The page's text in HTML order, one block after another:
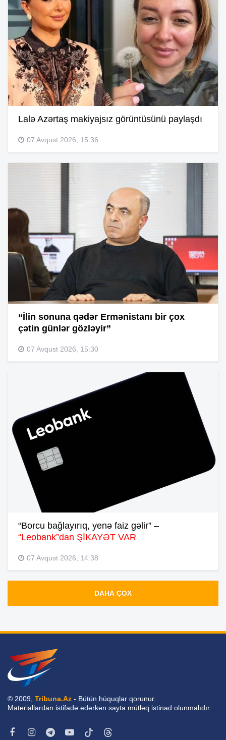
Lalə Azərtaş makiyajsız görüntüsünü paylaşdı
07 Avqust 2026, 15:36
“İlin sonuna qədər Ermənistanı bir çox
çətin günlər gözləyir”
07 Avqust 2026, 15:30
“Borcu bağlayırıq, yenə faiz gəlir” –
“Leobank”dan ŞİKAYƏT VAR
07 Avqust 2026, 14:38
DAHA ÇOX
© 2009, Tribuna.Az - Bütün hüquqlar qorunur.
Materiallardan istifadə edərkən sayta mütləq istinad olunmalıdır.